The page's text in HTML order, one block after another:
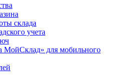
склада
учета
МойСклад» для мобильного